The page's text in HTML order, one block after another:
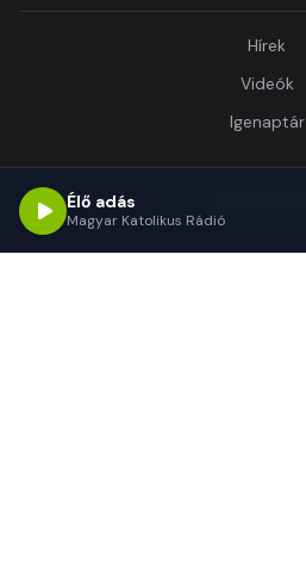
Hírek
Videók
Igenaptár
Élő adás
Magyar Katolikus Rádió